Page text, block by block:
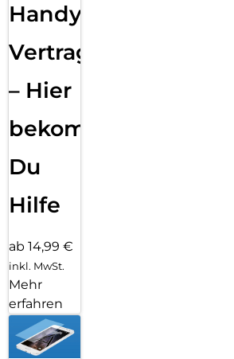
Handy
Vertragsabwicklung
– Hier
bekommst
Du
Hilfe
ab 14,99 €
inkl. MwSt.
Mehr
erfahren